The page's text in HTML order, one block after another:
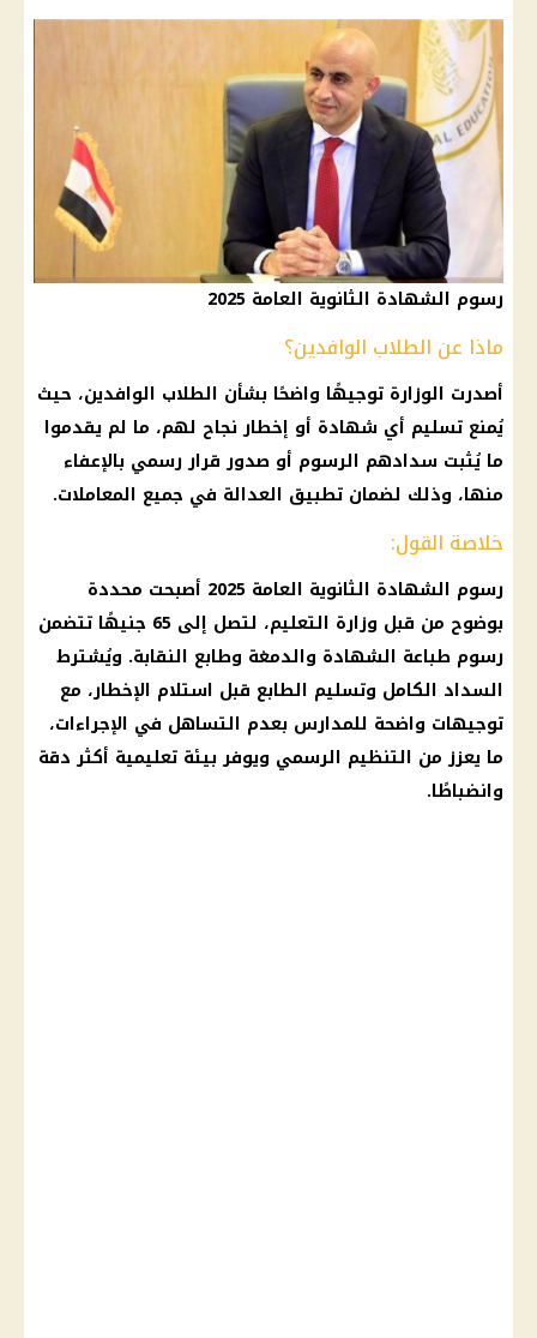
رسوم الشهادة الثانوية العامة 2025
ماذا عن الطلاب الوافدين؟
أصدرت الوزارة توجيهًا واضحًا بشأن الطلاب الوافدين، حيث
يُمنع تسليم أي شهادة أو إخطار نجاح لهم، ما لم يقدموا
ما يُثبت سدادهم الرسوم أو صدور قرار رسمي بالإعفاء
منها، وذلك لضمان تطبيق العدالة في جميع المعاملات.
خلاصة القول:
رسوم الشهادة الثانوية العامة
2025 أصبحت محددة
بوضوح من قبل وزارة التعليم
، لتصل إلى 65 جنيهًا تتضمن
رسوم طباعة الشهادة والدمغة وطابع النقابة. ويُشترط
السداد الكامل وتسليم الطابع قبل استلام الإخطار، مع
توجيهات واضحة للمدارس بعدم التساهل في الإجراءات،
ما يعزز من التنظيم الرسمي ويوفر بيئة تعليمية أكثر دقة
وانضباطًا.